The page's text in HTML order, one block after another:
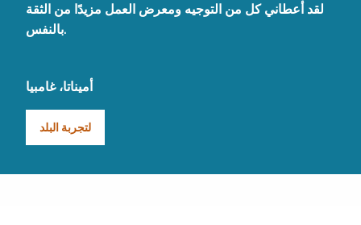
لقد أعطاني كل من التوجيه ومعرض العمل مزيدًا من الثقة
بالنفس.
أميناتا، غامبيا
لتجربة البلد